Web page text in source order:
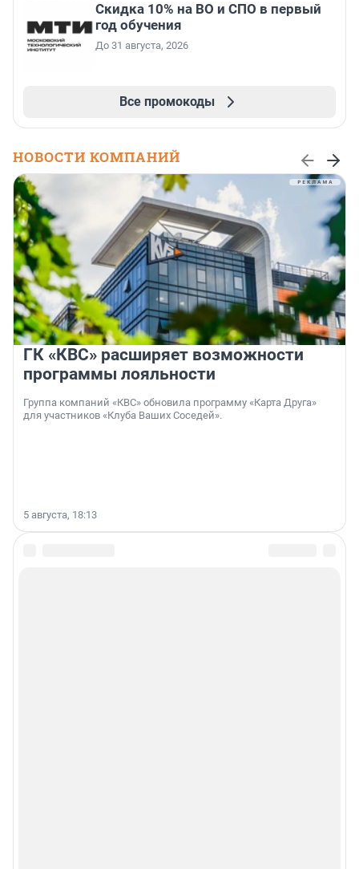
Скидка 10% на ВО и СПО в первый
год обучения
До 31 августа, 2026
Все промокоды
НОВОСТИ КОМПАНИЙ
ГК «КВС» расширяет возможности
программы лояльности
Группа компаний «КВС» обновила программу «Карта Друга»
для участников «Клуба Ваших Соседей».
5 августа, 18:13